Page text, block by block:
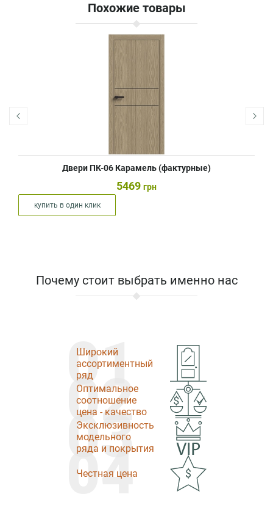
Похожие товары
Двери ПК-06 Карамель (фактурные)
5469 грн
купить в один клик
Почему стоит выбрать именно нас
Широкий
ассортиментный
ряд
01
Оптимальное
соотношение
цена - качество
02
Эксклюзивность
модельного
ряда и покрытия
03
Честная цена
04